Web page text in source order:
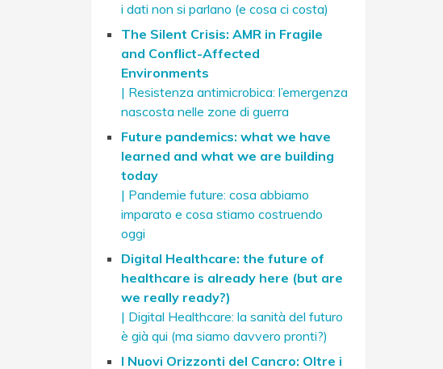
i dati non si parlano (e cosa ci costa)
The Silent Crisis: AMR in Fragile
and Conflict-Affected
Environments
| Resistenza antimicrobica: l’emergenza
nascosta nelle zone di guerra
Future pandemics: what we have
learned and what we are building
today
| Pandemie future: cosa abbiamo
imparato e cosa stiamo costruendo
oggi
Digital Healthcare: the future of
healthcare is already here (but are
we really ready?)
| Digital Healthcare: la sanità del futuro
è già qui (ma siamo davvero pronti?)
I Nuovi Orizzonti del Cancro: Oltre i